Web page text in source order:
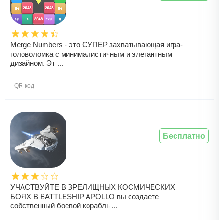
Merge Numbers - это СУПЕР захватывающая игра-
головоломка с минималистичным и элегантным
дизайном. Эт ...
QR-код
УЧАСТВУЙТЕ В ЗРЕЛИЩНЫХ КОСМИЧЕСКИХ
БОЯХ В BATTLESHIP APOLLO вы создаете
собственный боевой корабль ...
Бесплатно